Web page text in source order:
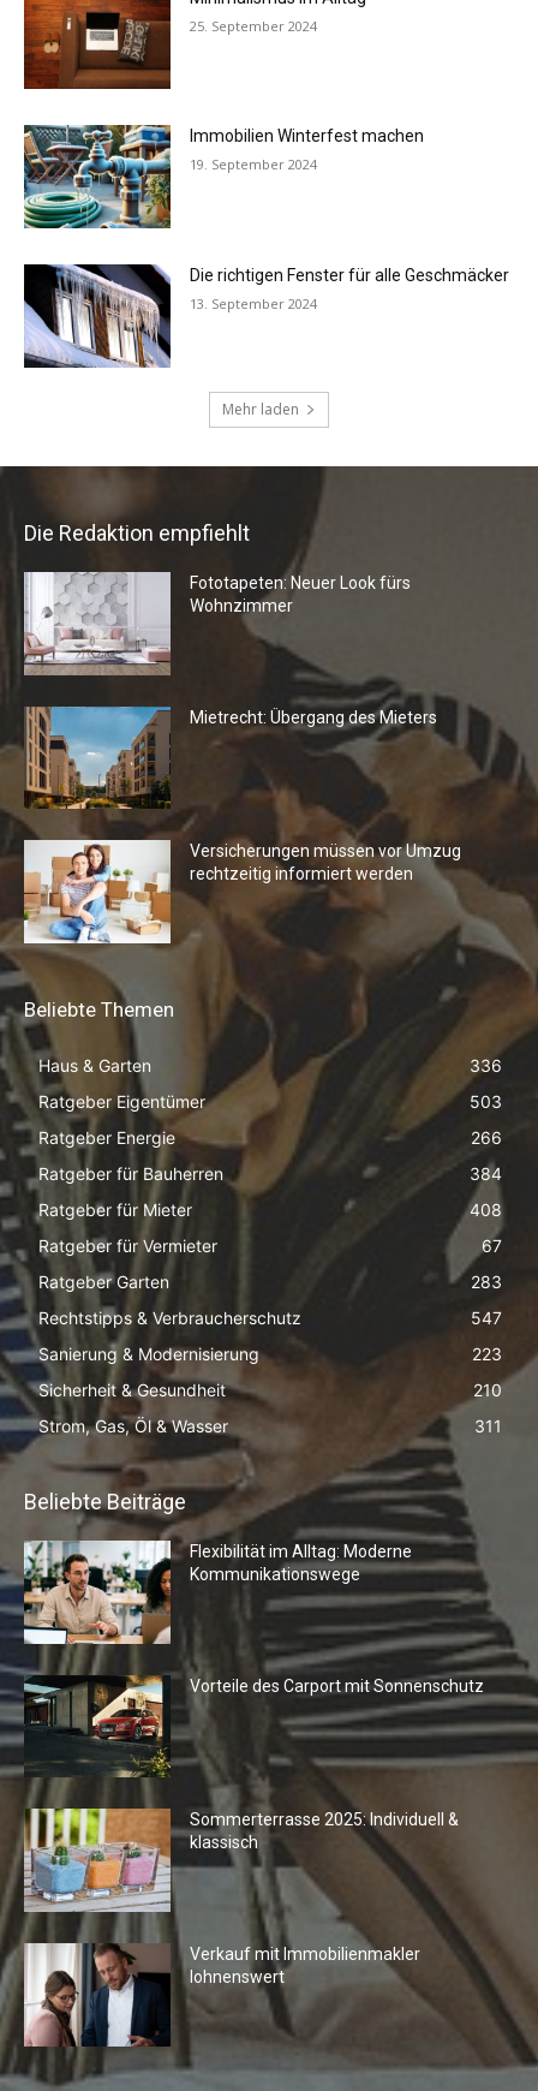
Die Redaktion empfiehlt
Fototapeten: Neuer Look fürs
Wohnzimmer
Mietrecht: Übergang des Mieters
Versicherungen müssen vor Umzug
rechtzeitig informiert werden
Beliebte Themen
Haus & Garten
336
Ratgeber Eigentümer
503
Ratgeber Energie
266
Ratgeber für Bauherren
384
Ratgeber für Mieter
408
Ratgeber für Vermieter
67
Ratgeber Garten
283
Rechtstipps & Verbraucherschutz
547
Sanierung & Modernisierung
223
Sicherheit & Gesundheit
210
Strom, Gas, Öl & Wasser
311
Beliebte Beiträge
Flexibilität im Alltag: Moderne
Kommunikationswege
Vorteile des Carport mit Sonnenschutz
Sommerterrasse 2025: Individuell &
klassisch
Verkauf mit Immobilienmakler
lohnenswert